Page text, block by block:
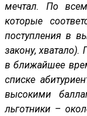
мечтал. По
которые
поступления в
закону, хватало).
в ближайшее
списке
высокими
льготники –